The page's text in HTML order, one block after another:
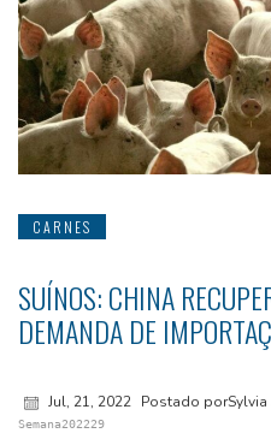
CARNES
SUÍNOS: CHINA
DEMANDA DE
Jul, 21, 2022 Postado porSylvia
Semana202229